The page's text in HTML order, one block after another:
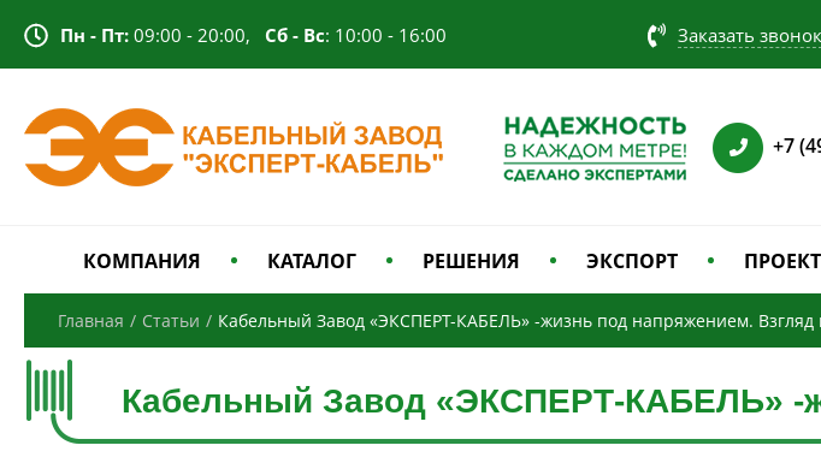
Пн - Пт: 09:00 - 20:00, Сб - Вс: 10:00 - 16:00 Заказать звонок
+7
КОМПАНИЯ КАТАЛОГ РЕШЕНИЯ ЭКСПОРТ
Главная / Статьи / Кабельный Завод «ЭКСПЕРТ-КАБЕЛЬ» -жизнь под напряжением. Взгляд
Кабельный Завод «ЭКСПЕРТ-КАБЕЛЬ» -